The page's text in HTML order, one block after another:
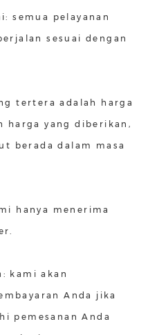
semua pelayanan
sesuai dengan
tertera adalah harga
harga yang diberikan,
berada dalam masa
hanya menerima
kami akan
Anda jika
pemesanan Anda